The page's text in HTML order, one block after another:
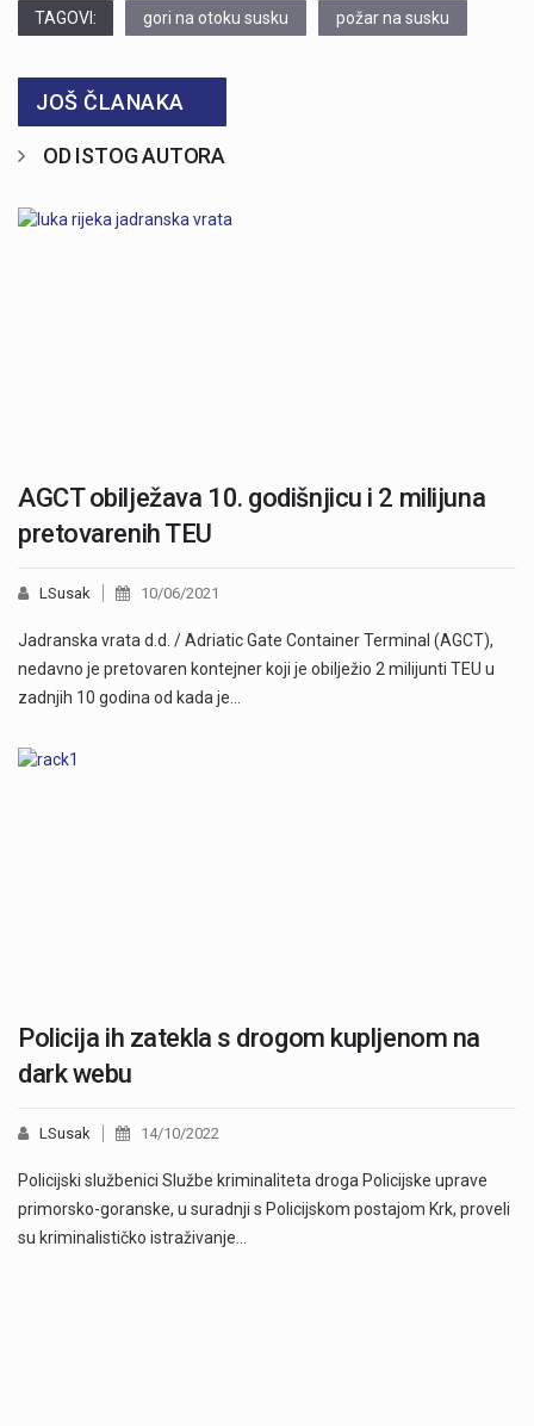
TAGOVI: gori na otoku susku požar na susku
JOŠ ČLANAKA
OD ISTOG AUTORA
AGCT obilježava 10. godišnjicu i 2 milijuna
pretovarenih TEU
LSusak 10/06/2021
Jadranska vrata d.d. / Adriatic Gate Container Terminal (AGCT),
nedavno je pretovaren kontejner koji je obilježio 2 milijunti TEU u
zadnjih 10 godina od kada je…
Policija ih zatekla s drogom kupljenom na
dark webu
LSusak 14/10/2022
Policijski službenici Službe kriminaliteta droga Policijske uprave
primorsko-goranske, u suradnji s Policijskom postajom Krk, proveli
su kriminalističko istraživanje…